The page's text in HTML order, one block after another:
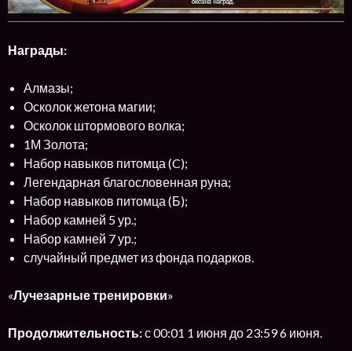
Награды:
Алмазы;
Осколок жетона магии;
Осколок штормового волка;
1М Золота;
Набор навыков питомца (C);
Легендарная благословенная руна;
Набор навыков питомца (Б);
Набор камней 5 ур.;
Набор камней 7 ур.;
случайный предмет из фонда подарков.
«Лучезарные тренировки»
Продолжительность:с 00:01 1 июня до 23:59 6 июня.